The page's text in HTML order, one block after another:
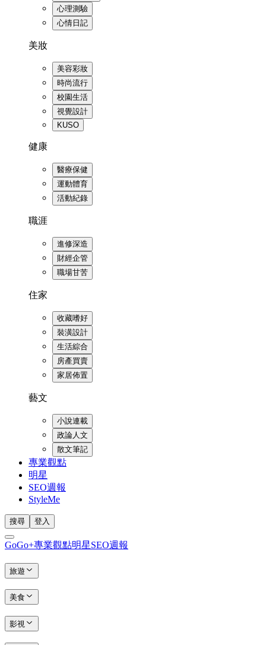
心理測驗
心情日記
美妝
美容彩妝
時尚流行
校園生活
視覺設計
KUSO
健康
醫療保健
運動體育
活動紀錄
職涯
進修深造
財經企管
職場甘苦
住家
收藏嗜好
裝潢設計
生活綜合
房產買賣
家居佈置
藝文
小說連載
政論人文
散文筆記
專業觀點
明星
SEO週報
StyleMe
搜尋 登入
GoGo+專業觀點明星SEO週報
旅遊
美食
影視